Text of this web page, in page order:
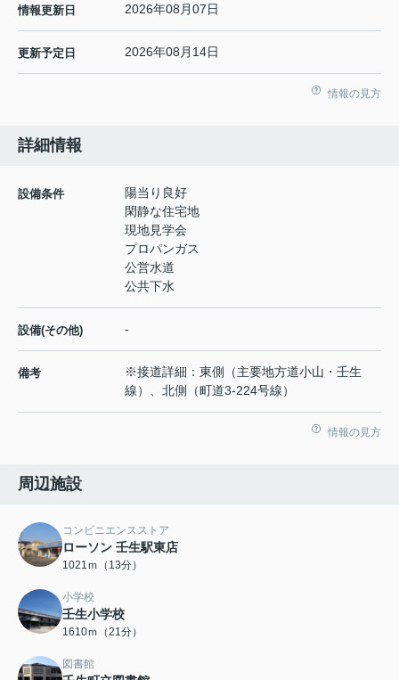
情報更新日 2026年08月07日
更新予定日 2026年08月14日
情報の見方
詳細情報
設備条件
陽当り良好
閑静な住宅地
現地見学会
プロパンガス
公営水道
公共下水
設備(その他) -
備考
※接道詳細：東側（主要地方道小山・壬生
線）、北側（町道3-224号線）
情報の見方
周辺施設
コンビニエンスストア
ローソン 壬生駅東店
1021ｍ（13分）
小学校
壬生小学校
1610ｍ（21分）
図書館